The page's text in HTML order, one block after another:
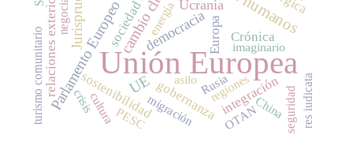
Unión Europea
Parlamento EuropeoUE
democracia
Ucrania
Europa Crónica
integración
gobernanza
relaciones exteriores sostenibilidadmigración
crisis regiones
Rusia
culturaPESC
turismo comunitario imaginario
seguridad
energía
res iudicata
China
OTAN
asilo